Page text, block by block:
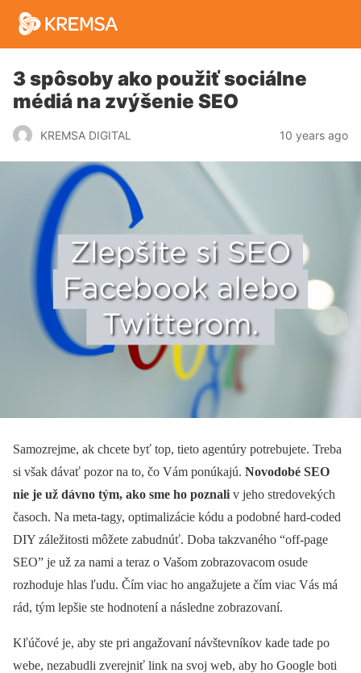
3 spôsoby ako použiť sociálne
médiá na zvýšenie SEO
KREMSA DIGITAL 10 years ago
Samozrejme, ak chcete byť top, tieto agentúry potrebujete. Treba
si však dávať pozor na to, čo Vám ponúkajú. Novodobé SEO
nie je už dávno tým, ako sme ho poznali v jeho stredovekých
časoch. Na meta-tagy, optimalizácie kódu a podobné hard-coded
DIY záležitosti môžete zabudnúť. Doba takzvaného “off-page
SEO” je už za nami a teraz o Vašom zobrazovacom osude
rozhoduje hlas ľudu. Čím viac ho angažujete a čím viac Vás má
rád, tým lepšie ste hodnotení a následne zobrazovaní.
Kľúčové je, aby ste pri angažovaní návštevníkov kade tade po
webe, nezabudli zverejniť link na svoj web, aby ho Google boti